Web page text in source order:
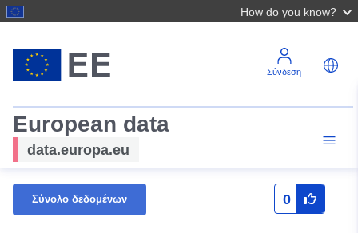
How do you know?
Σύνδεση
European data
data.europa.eu
Σύνολο δεδομένων 0